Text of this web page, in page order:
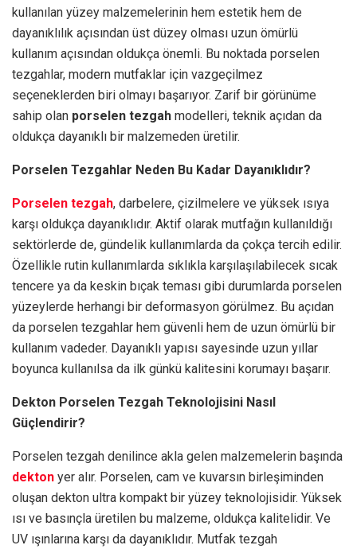
kullanılan yüzey malzemelerinin hem estetik hem de
dayanıklılık açısından üst düzey olması uzun ömürlü
kullanım açısından oldukça önemli. Bu noktada porselen
tezgahlar, modern mutfaklar için vazgeçilmez
seçeneklerden biri olmayı başarıyor. Zarif bir görünüme
sahip olan porselen tezgah modelleri, teknik açıdan da
oldukça dayanıklı bir malzemeden üretilir.
Porselen Tezgahlar Neden Bu Kadar Dayanıklıdır?
Porselen tezgah, darbelere, çizilmelere ve yüksek ısıya
karşı oldukça dayanıklıdır. Aktif olarak mutfağın kullanıldığı
sektörlerde de, gündelik kullanımlarda da çokça tercih edilir.
Özellikle rutin kullanımlarda sıklıkla karşılaşılabilecek sıcak
tencere ya da keskin bıçak teması gibi durumlarda porselen
yüzeylerde herhangi bir deformasyon görülmez. Bu açıdan
da porselen tezgahlar hem güvenli hem de uzun ömürlü bir
kullanım vadeder. Dayanıklı yapısı sayesinde uzun yıllar
boyunca kullanılsa da ilk günkü kalitesini korumayı başarır.
Dekton Porselen Tezgah Teknolojisini Nasıl
Güçlendirir?
Porselen tezgah denilince akla gelen malzemelerin başında
dekton yer alır. Porselen, cam ve kuvarsın birleşiminden
oluşan dekton ultra kompakt bir yüzey teknolojisidir. Yüksek
ısı ve basınçla üretilen bu malzeme, oldukça kalitelidir. Ve
UV ışınlarına karşı da dayanıklıdır. Mutfak tezgah